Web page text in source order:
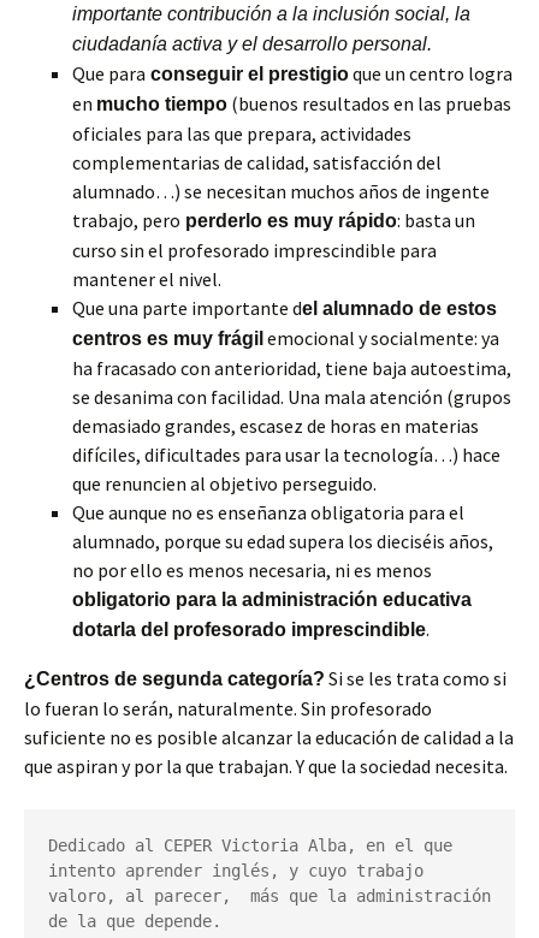
importante contribución a la inclusión social, la
ciudadanía activa y el desarrollo personal.
Que para conseguir el prestigioque un centro logra
en mucho tiempo (buenos resultados en las pruebas
oficiales para las que prepara, actividades
complementarias de calidad, satisfacción del
alumnado…) se necesitan muchos años de ingente
trabajo, pero perderlo es muy rápido: basta un
curso sin el profesorado imprescindible para
mantener el nivel.
Que una parte importante del alumnado de estos
centros es muy frágil emocional y socialmente: ya
ha fracasado con anterioridad, tiene baja autoestima,
se desanima con facilidad. Una mala atención (grupos
demasiado grandes, escasez de horas en materias
difíciles, dificultades para usar la tecnología…) hace
que renuncien al objetivo perseguido.
Que aunque no es enseñanza obligatoria para el
alumnado, porque su edad supera los dieciséis años,
no por ello es menos necesaria, ni es menos
obligatorio para la administración educativa
dotarla del profesorado imprescindible.
¿Centros de segunda categoría? Si se les trata como si
lo fueran lo serán, naturalmente. Sin profesorado
suficiente no es posible alcanzar la educación de calidad a la
que aspiran y por la que trabajan. Y que la sociedad necesita.
Dedicado al CEPER Victoria Alba, en el que
intento aprender inglés, y cuyo trabajo
valoro, al parecer,  más que la administración
de la que depende.